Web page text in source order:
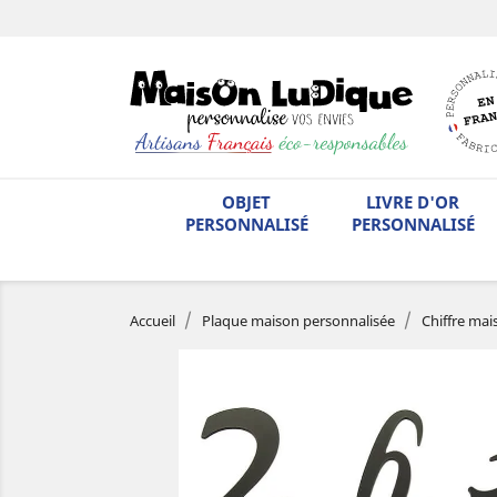
OBJET
PERSONNALISÉ
LIVRE D'OR
PERSONNALISÉ
Accueil Plaque maison personnalisée Chiffre